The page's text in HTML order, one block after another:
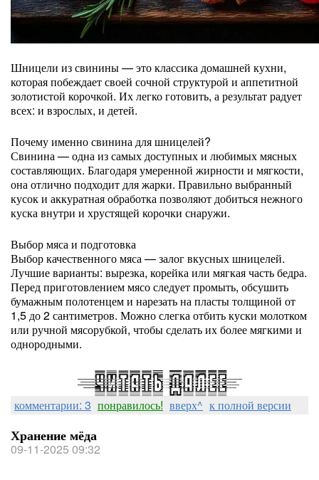
Шницели из свинины — это классика домашней кухни,
которая побеждает своей сочной структурой и аппетитной
золотистой корочкой. Их легко готовить, а результат радует
всех: и взрослых, и детей.
Почему именно свинина для шницелей?
Свинина — одна из самых доступных и любимых мясных
составляющих. Благодаря умеренной жирности и мягкости,
она отлично подходит для жарки. Правильно выбранный
кусок и аккуратная обработка позволяют добиться нежного
куска внутри и хрустящей корочки снаружи.
Выбор мяса и подготовка
Выбор качественного мяса — залог вкусных шницелей.
Лучшие варианты: вырезка, корейка или мягкая часть бедра.
Перед приготовлением мясо следует промыть, обсушить
бумажным полотенцем и нарезать на пласты толщиной от
1,5 до 2 сантиметров. Можно слегка отбить куски молотком
или ручной мясорубкой, чтобы сделать их более мягкими и
однородными.
комментарии: 3 понравилось! вверх^ к полной версии
Хранение мёда
09-11-2025 09:32